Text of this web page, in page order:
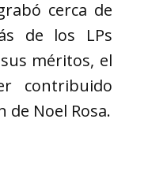
cerca de
de los LPs
méritos, el
contribuido
de Noel Rosa.